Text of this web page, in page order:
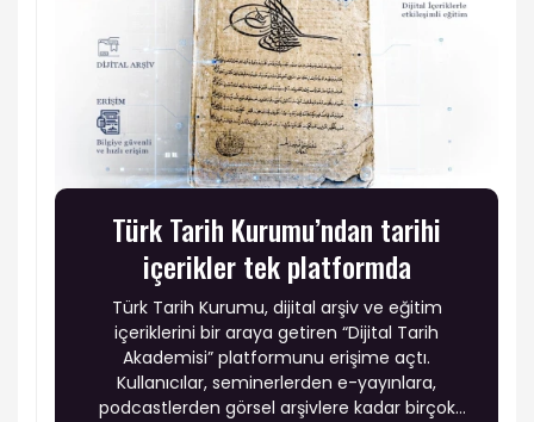
Türk Tarih Kurumu’ndan tarihi
içerikler tek platformda
Türk Tarih Kurumu, dijital arşiv ve eğitim
içeriklerini bir araya getiren “Dijital Tarih
Akademisi” platformunu erişime açtı.
Kullanıcılar, seminerlerden e-yayınlara,
podcastlerden görsel arşivlere kadar birçok